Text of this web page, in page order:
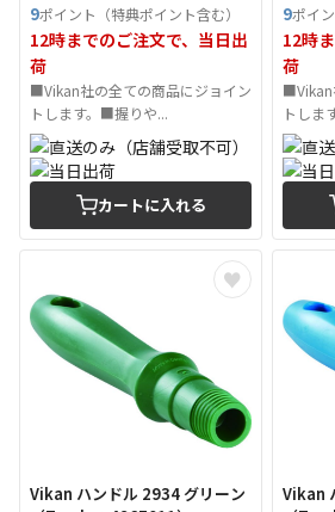
9ポイント（特典ポイント含む）
12時までのご注文で、当日出
荷
■Vikan社の全ての商品にジョイン
トします。■握りや...
カートに入れる
9ポイ
12時
荷
■Vikan
トしま
Vikan ハンドル 2934 グリーン
Vikan